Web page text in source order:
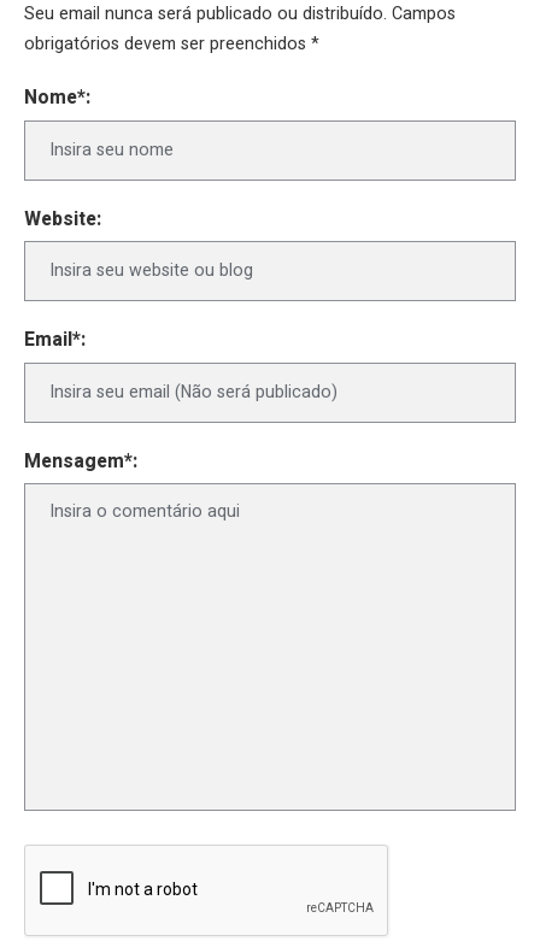
Seu email nunca será publicado ou distribuído. Campos
obrigatórios devem ser preenchidos *
Nome*:
Website:
Email*:
Mensagem*: